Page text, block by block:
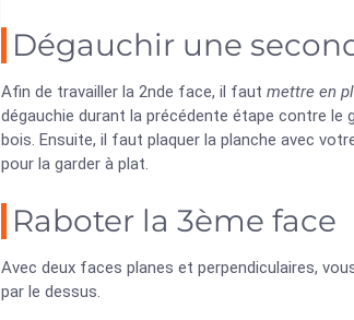
Dégauchir une
Afin de travailler la 2nde face, il faut mettre en
dégauchie durant la précédente étape contre
bois. Ensuite, il faut plaquer la planche avec
pour la garder à plat.
Raboter la 3ème face
Avec deux faces planes et perpendiculaires,
par le dessus.